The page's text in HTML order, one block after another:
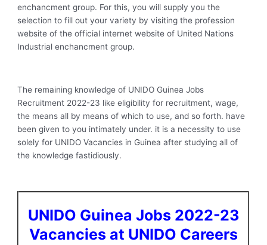
enchancment group. For this, you will supply you the
selection to fill out your variety by visiting the profession
website of the official internet website of United Nations
Industrial enchancment group.
The remaining knowledge of UNIDO Guinea Jobs
Recruitment 2022-23 like eligibility for recruitment, wage,
the means all by means of which to use, and so forth. have
been given to you intimately under. it is a necessity to use
solely for UNIDO Vacancies in Guinea after studying all of
the knowledge fastidiously.
UNIDO Guinea Jobs 2022-23
Vacancies at UNIDO Careers